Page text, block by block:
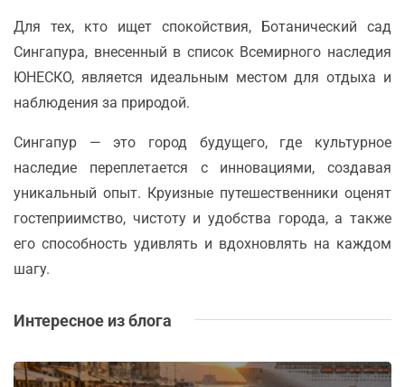
Для тех, кто ищет спокойствия, Ботанический сад
Сингапура, внесенный в список Всемирного наследия
ЮНЕСКО, является идеальным местом для отдыха и
наблюдения за природой.
Сингапур — это город будущего, где культурное
наследие переплетается с инновациями, создавая
уникальный опыт. Круизные путешественники оценят
гостеприимство, чистоту и удобства города, а также
его способность удивлять и вдохновлять на каждом
шагу.
Интересное из блога